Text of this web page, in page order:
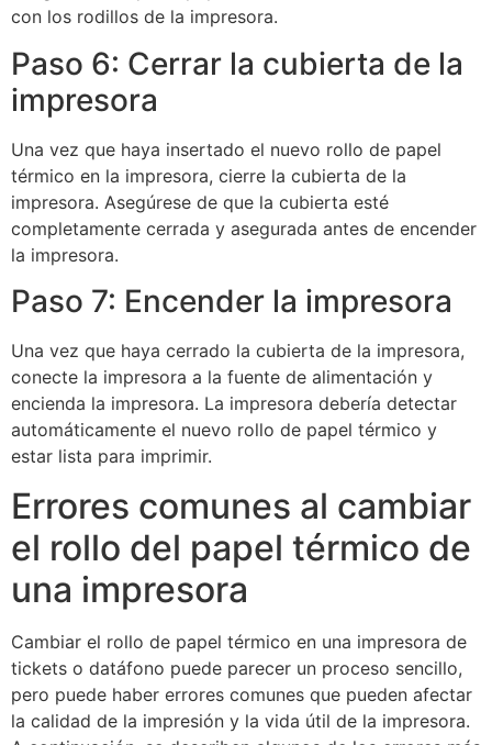
con los rodillos de la impresora.
Paso 6: Cerrar la cubierta de la
impresora
Una vez que haya insertado el nuevo rollo de papel
térmico en la impresora, cierre la cubierta de la
impresora. Asegúrese de que la cubierta esté
completamente cerrada y asegurada antes de encender
la impresora.
Paso 7: Encender la impresora
Una vez que haya cerrado la cubierta de la impresora,
conecte la impresora a la fuente de alimentación y
encienda la impresora. La impresora debería detectar
automáticamente el nuevo rollo de papel térmico y
estar lista para imprimir.
Errores comunes al cambiar
el rollo del papel térmico de
una impresora
Cambiar el rollo de papel térmico en una impresora de
tickets o datáfono puede parecer un proceso sencillo,
pero puede haber errores comunes que pueden afectar
la calidad de la impresión y la vida útil de la impresora.